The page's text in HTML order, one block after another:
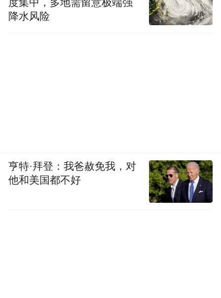
度集中，多地需留意极端强
降水风险
亨特·拜登：我爸赦免我，对
他和美国都不好